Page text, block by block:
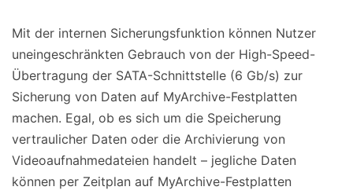
Mit der internen Sicherungsfunktion können Nutzer
uneingeschränkten Gebrauch von der High-Speed-
Übertragung der SATA-Schnittstelle (6 Gb/s) zur
Sicherung von Daten auf MyArchive-Festplatten
machen. Egal, ob es sich um die Speicherung
vertraulicher Daten oder die Archivierung von
Videoaufnahmedateien handelt – jegliche Daten
können per Zeitplan auf MyArchive-Festplatten